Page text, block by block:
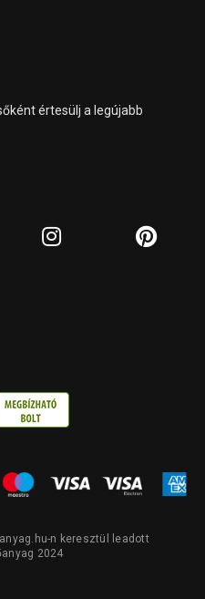
értesülj a legújabb
n keresztül leadott
2024